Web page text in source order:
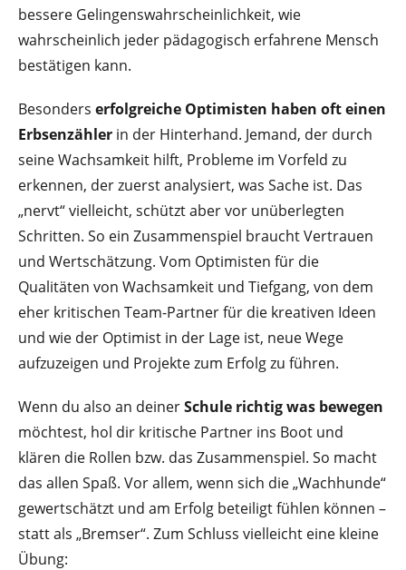
bessere Gelingenswahrscheinlichkeit, wie
wahrscheinlich jeder pädagogisch erfahrene Mensch
bestätigen kann.
Besonders erfolgreiche Optimisten haben oft einen
Erbsenzähler in der Hinterhand. Jemand, der durch
seine Wachsamkeit hilft, Probleme im Vorfeld zu
erkennen, der zuerst analysiert, was Sache ist. Das
„nervt“ vielleicht, schützt aber vor unüberlegten
Schritten. So ein Zusammenspiel braucht Vertrauen
und Wertschätzung. Vom Optimisten für die
Qualitäten von Wachsamkeit und Tiefgang, von dem
eher kritischen Team-Partner für die kreativen Ideen
und wie der Optimist in der Lage ist, neue Wege
aufzuzeigen und Projekte zum Erfolg zu führen.
Wenn du also an deinerSchule richtig was bewegen
möchtest, hol dir kritische Partner ins Boot und
klären die Rollen bzw. das Zusammenspiel. So macht
das allen Spaß. Vor allem, wenn sich die „Wachhunde“
gewertschätzt und am Erfolg beteiligt fühlen können –
statt als „Bremser“. Zum Schluss vielleicht eine kleine
Übung: